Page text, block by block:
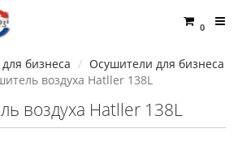
0
бизнеса
Осушители для бизнеса
воздуха Hatller 138L
воздуха Hatller 138L